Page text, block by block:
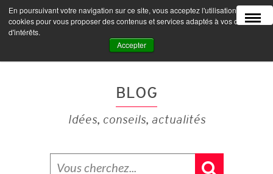
En poursuivant votre navigation sur ce site, vous acceptez l'utilisation de
cookies pour vous proposer des contenus et services adaptés à vos centres
d'intérêts.
Accepter
MENU
BLOG
Idées, conseils, actualités